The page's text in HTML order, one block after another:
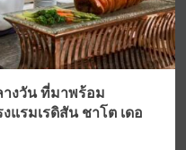
งวัน ที่มาพร้อม
แรมเรดิสัน ชาโต เดอ